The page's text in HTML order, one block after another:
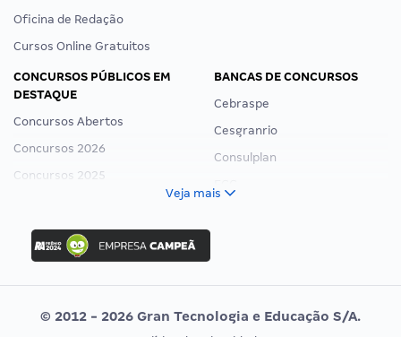
Oficina de Redação
Cursos Online Gratuitos
CONCURSOS PÚBLICOS EM
DESTAQUE
Concursos Abertos
Concursos 2026
Concursos 2025
Concurso Ibama
Concurso MPU
Editais publicados
BANCAS DE CONCURSOS
Cebraspe
Cesgranrio
Consulplan
Vunesp
Veja mais
© 2012 - 2026 Gran Tecnologia e Educação S/A.